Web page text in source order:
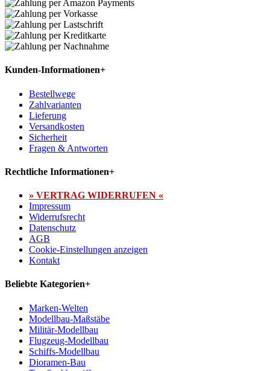
Kunden-Informationen+
Bestellwege
Zahlvarianten
Lieferung
Versandkosten
Sicherheit
Fragen & Antworten
Rechtliche Informationen+
» VERTRAG WIDERRUFEN «
Impressum
Widerrufsrecht
Datenschutz
AGB
Cookie-Einstellungen anzeigen
Kontakt
Beliebte Kategorien+
Marken-Welten
Modellbau-Maßstäbe
Militär-Modellbau
Flugzeug-Modellbau
Schiffs-Modellbau
Dioramen-Bau